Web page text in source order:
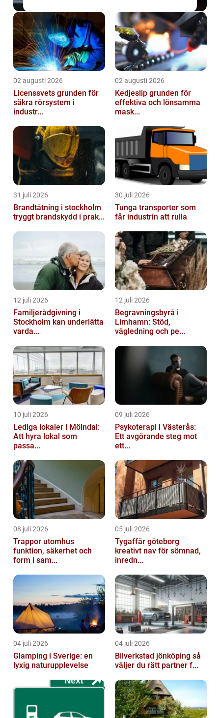
02 augusti 2026
Licenssvets grunden för
säkra rörsystem i
industr...
02 augusti 2026
Kedjeslip grunden för
effektiva och lönsamma
mask...
31 juli 2026
Brandtätning i stockholm
tryggt brandskydd i prak...
30 juli 2026
Tunga transporter som
får industrin att rulla
12 juli 2026
Familjerådgivning i
Stockholm kan underlätta
varda...
12 juli 2026
Begravningsbyrå i
Limhamn: Stöd,
vägledning och pe...
10 juli 2026
Lediga lokaler i Mölndal:
Att hyra lokal som
passa...
09 juli 2026
Psykoterapi i Västerås:
Ett avgörande steg mot
ett...
08 juli 2026
Trappor utomhus
funktion, säkerhet och
form i sam...
05 juli 2026
Tygaffär göteborg
kreativt nav för sömnad,
inredn...
04 juli 2026
Glamping i Sverige: en
lyxig naturupplevelse
04 juli 2026
Bilverkstad jönköping så
väljer du rätt partner f...